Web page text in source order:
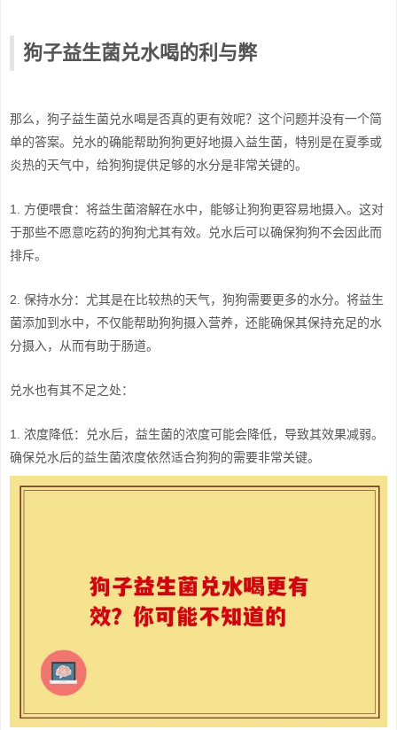
狗子益生菌兑水喝的利与弊
那么，狗子益生菌兑水喝是否真的更有效呢？这个问题并没有一个简
单的答案。兑水的确能帮助狗狗更好地摄入益生菌，特别是在夏季或
炎热的天气中，给狗狗提供足够的水分是非常关键的。
1. 方便喂食：将益生菌溶解在水中，能够让狗狗更容易地摄入。这对
于那些不愿意吃药的狗狗尤其有效。兑水后可以确保狗狗不会因此而
排斥。
2. 保持水分：尤其是在比较热的天气，狗狗需要更多的水分。将益生
菌添加到水中，不仅能帮助狗狗摄入营养，还能确保其保持充足的水
分摄入，从而有助于肠道。
兑水也有其不足之处：
1. 浓度降低：兑水后，益生菌的浓度可能会降低，导致其效果减弱。
确保兑水后的益生菌浓度依然适合狗狗的需要非常关键。